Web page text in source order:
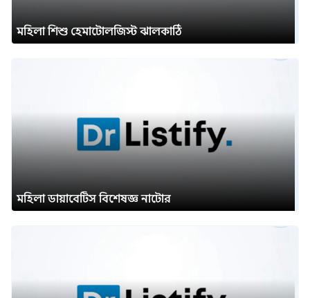
মহিলা শিশু হেমাটোলজিস্ট ঝালকাঠি
মহিলা ডায়াবেটিস বিশেষজ্ঞ নাটোর